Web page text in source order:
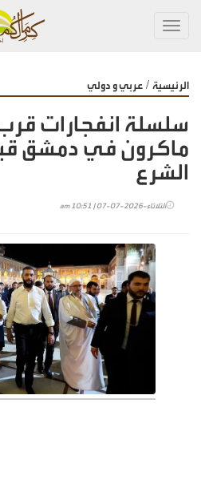
الرئيسية / عربي و دولي
سلسلة انفجارات
ماكرون في دمشق
الشرع
الثلاثاء-2026-07-07 | 10:51 am